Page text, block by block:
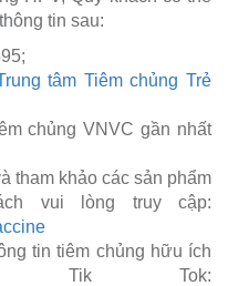
tin sau:
tâm Tiêm chủng Trẻ
chủng VNVC gần nhất
tham khảo các sản phẩm
vui lòng truy cập:
tin tiêm chủng hữu ích
Tik Tok: